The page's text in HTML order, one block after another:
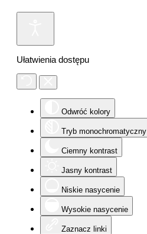
Ułatwienia dostępu
Odwróć kolory
Tryb monochromatyczny
Ciemny kontrast
Jasny kontrast
Niskie nasycenie
Wysokie nasycenie
Zaznacz linki